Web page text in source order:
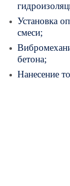
Установка
смеси;
бетона;
Нанесение